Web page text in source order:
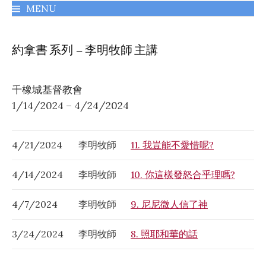
MENU
約拿書 系列 – 李明牧師 主講
千橡城基督教會
1/14/2024 – 4/24/2024
4/21/2024 李明牧師 11. 我豈能不愛惜呢?
4/14/2024 李明牧師 10. 你這樣發怒合乎理嗎?
4/7/2024 李明牧師 9. 尼尼微人信了神
3/24/2024 李明牧師 8. 照耶和華的話